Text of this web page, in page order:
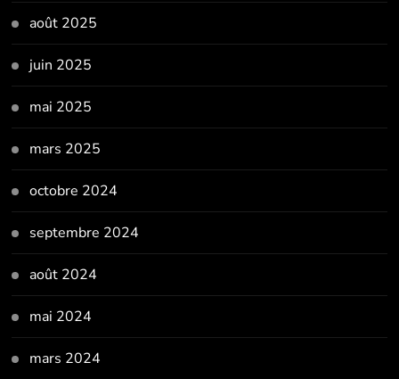
août 2025
juin 2025
mai 2025
mars 2025
octobre 2024
septembre 2024
août 2024
mai 2024
mars 2024